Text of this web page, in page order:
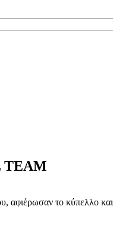
TEAM
αφιέρωσαν το